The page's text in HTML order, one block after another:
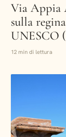
Via Appia
sulla
UNESCO
12 min di lettura